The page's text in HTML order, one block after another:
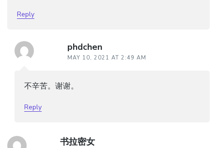
Reply
phdchen
MAY 10, 2021 AT 2:49 AM
不辛苦。谢谢。
Reply
书拉密女